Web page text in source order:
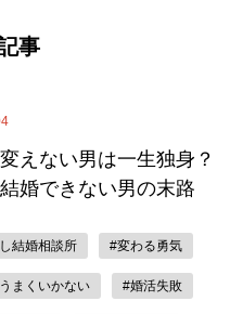
事
えない男は一生独身？
婚できない男の末路
結婚相談所 #変わる勇気
まくいかない #婚活失敗